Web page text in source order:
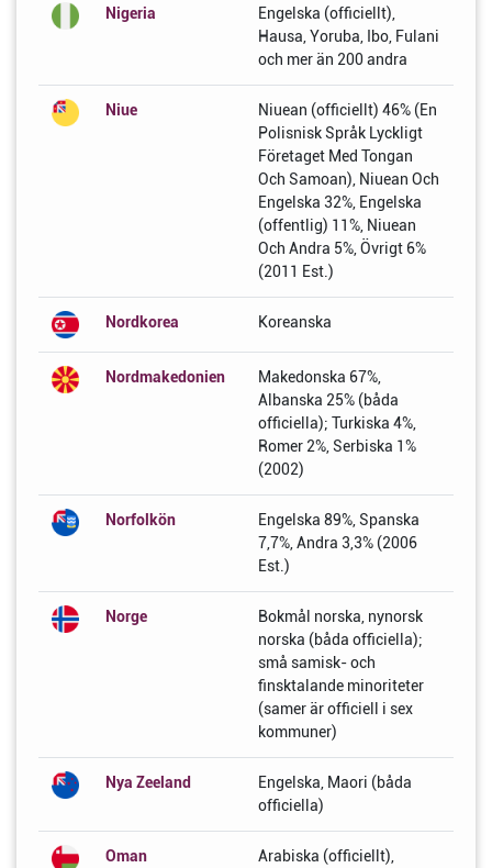
Nigeria
Engelska (officiellt),
Hausa, Yoruba, Ibo, Fulani
och mer än 200 andra
Niue
Niuean (officiellt) 46% (En
Polisnisk Språk Lyckligt
Företaget Med Tongan
Och Samoan), Niuean Och
Engelska 32%, Engelska
(offentlig) 11%, Niuean
Och Andra 5%, Övrigt 6%
(2011 Est.)
Nordkorea Koreanska
Nordmakedonien
Makedonska 67%,
Albanska 25% (båda
officiella); Turkiska 4%,
Romer 2%, Serbiska 1%
(2002)
Norfolkön
Engelska 89%, Spanska
7,7%, Andra 3,3% (2006
Est.)
Norge
Bokmål norska, nynorsk
norska (båda officiella);
små samisk- och
finsktalande minoriteter
(samer är officiell i sex
kommuner)
Nya Zeeland
Engelska, Maori (båda
officiella)
Oman Arabiska (officiellt),